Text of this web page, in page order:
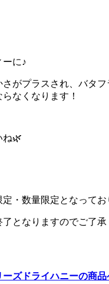
ーに♪
がプラスされ、バタ
なくなります！
ね🌿
・数量限定となってお
となりますのでご了承
ーズドライハニーの商